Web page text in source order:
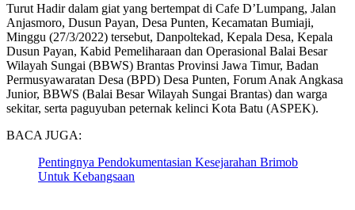
Turut Hadir dalam giat yang bertempat di Cafe D’Lumpang, Jalan
Anjasmoro, Dusun Payan, Desa Punten, Kecamatan Bumiaji,
Minggu (27/3/2022) tersebut, Danpoltekad, Kepala Desa, Kepala
Dusun Payan, Kabid Pemeliharaan dan Operasional Balai Besar
Wilayah Sungai (BBWS) Brantas Provinsi Jawa Timur, Badan
Permusyawaratan Desa (BPD) Desa Punten, Forum Anak Angkasa
Junior, BBWS (Balai Besar Wilayah Sungai Brantas) dan warga
sekitar, serta paguyuban peternak kelinci Kota Batu (ASPEK).
BACA JUGA:
Pentingnya Pendokumentasian Kesejarahan Brimob
Untuk Kebangsaan